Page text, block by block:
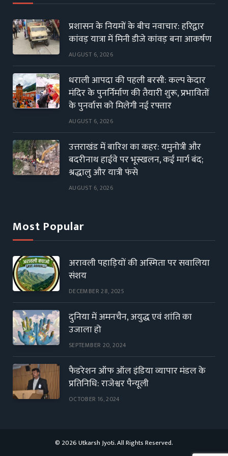
प्रशासन के नियमों के बीच नवाचार: हरिद्वार
कांवड़ यात्रा में मिनी डीजे कांवड़ बना आकर्षण
AUGUST 6, 2026
धराली आपदा की पहली बरसी: कल्प केदार
मंदिर के पुनर्निर्माण की तैयारी शुरू, प्रभावितों
के पुनर्वास को मिलेगी नई रफ्तार
AUGUST 6, 2026
उत्तराखंड में बारिश का कहर: यमुनोत्री और
बदरीनाथ हाईवे पर भूस्खलन, कई मार्ग बंद;
श्रद्धालु और यात्री फंसे
AUGUST 6, 2026
Most Popular
अरावली पहाड़ियों की अस्मिता पर सवालिया
संशय
DECEMBER 28, 2025
दुनिया में अमनचैन, अयुद्ध एवं शांति का
उजाला हो
SEPTEMBER 20, 2024
फैडरेशन ऑफ ऑल इंडिया व्यापार मंडल के
प्रतिनिधि: राजेश्वर पैन्यूली
OCTOBER 16, 2024
© 2026 Utkarsh Jyoti. All Rights Reserved.